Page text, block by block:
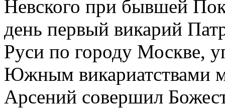
Невского при бывшей
день первый викарий
Руси по городу Москве,
Южным викариатствами
Арсений совершил